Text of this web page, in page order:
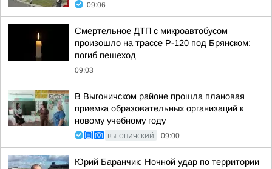
09:06
Смертельное ДТП с микроавтобусом
произошло на трассе Р-120 под Брянском:
погиб пешеход
09:03
В Выгоничском районе прошла плановая
приемка образовательных организаций к
новому учебному году
ВЫГОНИЧСКИЙ 09:00
Юрий Баранчик: Ночной удар по территории